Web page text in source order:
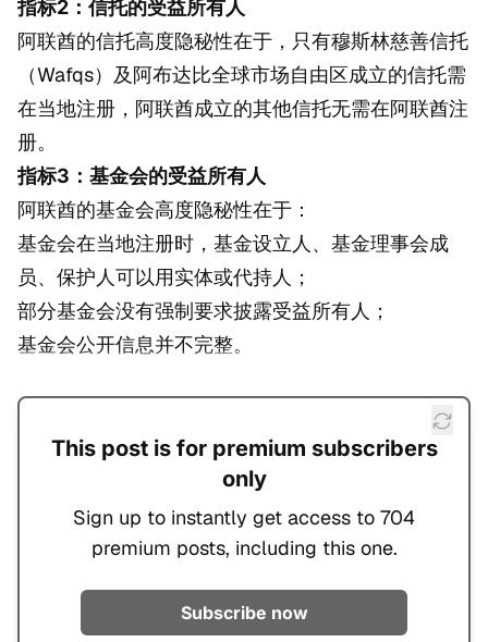
指标2：信托的受益所有人
阿联酋的信托高度隐秘性在于，只有穆斯林慈善信托
（Wafqs）及阿布达比全球市场自由区成立的信托需
在当地注册，阿联酋成立的其他信托无需在阿联酋注
册。
指标3：基金会的受益所有人
阿联酋的基金会高度隐秘性在于：
基金会在当地注册时，基金设立人、基金理事会成
员、保护人可以用实体或代持人；
部分基金会没有强制要求披露受益所有人；
基金会公开信息并不完整。
This post is for premium subscribers
only
Sign up to instantly get access to 704
premium posts, including this one.
Subscribe now